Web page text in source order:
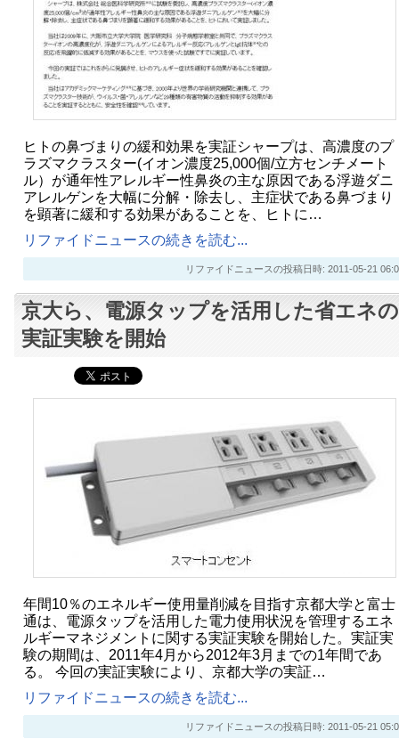
ヒトの鼻づまりの緩和効果を実証シャープは、高濃度のプ
ラズマクラスター(イオン濃度25,000個/立方センチメート
ル）が通年性アレルギー性鼻炎の主な原因である浮遊ダニ
アレルゲンを大幅に分解・除去し、主症状である鼻づまり
を顕著に緩和する効果があることを、ヒトに…
リファイドニュースの続きを読む...
リファイドニュースの投稿日時: 2011-05-21
京大ら、電源タップを活用した省エネの
実証実験を開始
年間10％のエネルギー使用量削減を目指す京都大学と富士
通は、電源タップを活用した電力使用状況を管理するエネ
ルギーマネジメントに関する実証実験を開始した。実証実
験の期間は、2011年4月から2012年3月までの1年間であ
る。 今回の実証実験により、京都大学の実証…
リファイドニュースの続きを読む...
リファイドニュースの投稿日時: 2011-05-21